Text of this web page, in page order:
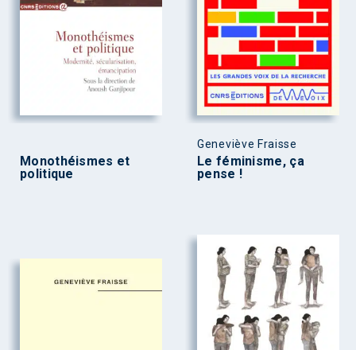
Monothéismes et
politique
Geneviève Fraisse
Le féminisme, ça
pense !